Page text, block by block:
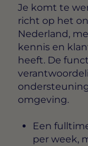
Je komt te
richt op het
Nederland,
kennis en
heeft. De
omgeving.
Een
per week,